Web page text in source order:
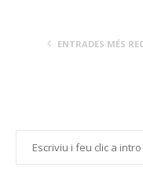
ENTRADES MÉS